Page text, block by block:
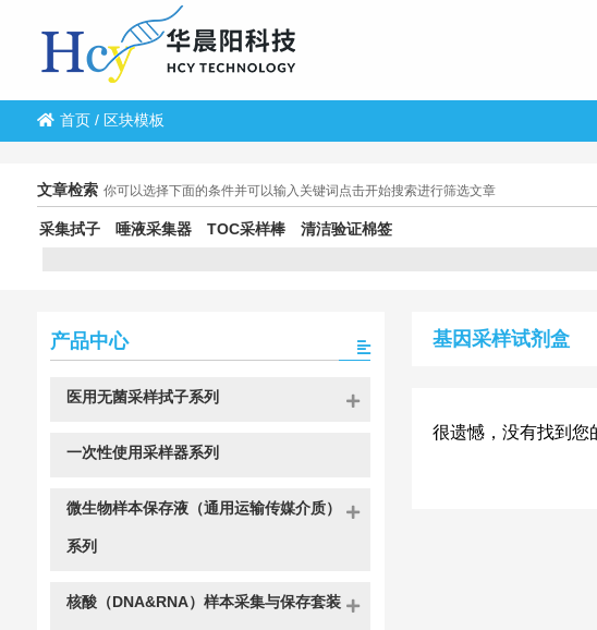
首页/ 区块模板
文章检索 你可以选择下面的条件并可以输入关键词点击开始搜索进行筛选文章
采集拭子 唾液采集器 TOC采样棒 清洁验证棉签
基因采样试剂盒
很遗憾，没有找到您
产品中心
医用无菌采样拭子系列
一次性使用采样器系列
微生物样本保存液（通用运输传媒介质）
系列
核酸（DNA&RNA）样本采集与保存套装